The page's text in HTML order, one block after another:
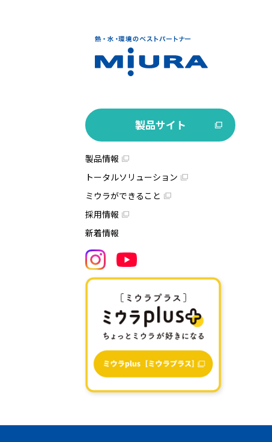
製品サイト
製品情報
トータルソリューション
ミウラができること
採用情報
新着情報